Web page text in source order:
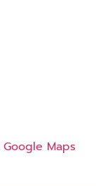
Google Maps